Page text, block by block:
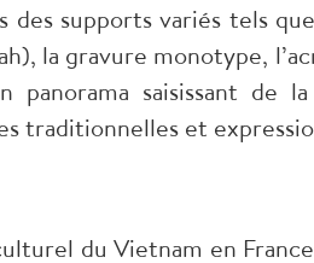
supports variés tels
la gravure monotype,
saisissant de
traditionnelles et
du Vietnam en